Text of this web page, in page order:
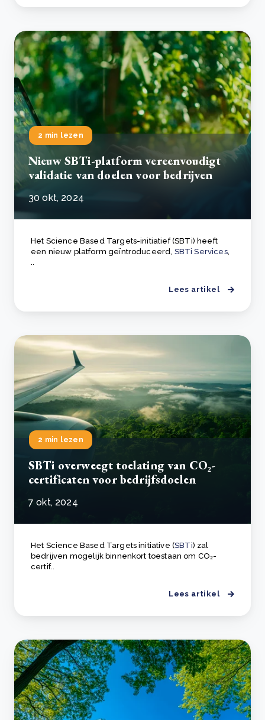
2 min lezen
Nieuw SBTi-platform vereenvoudigt
validatie van doelen voor bedrijven
30 okt, 2024
Het Science Based Targets-initiatief (SBTi) heeft
een nieuw platform geïntroduceerd, SBTi Services,
..
Lees artikel
2 min lezen
SBTi overweegt toelating van CO₂-
certificaten voor bedrijfsdoelen
7 okt, 2024
Het Science Based Targets initiative (SBTi) zal
bedrijven mogelijk binnenkort toestaan om CO₂-
certif..
Lees artikel